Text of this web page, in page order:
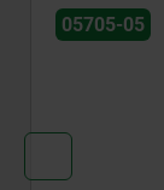
05705-05